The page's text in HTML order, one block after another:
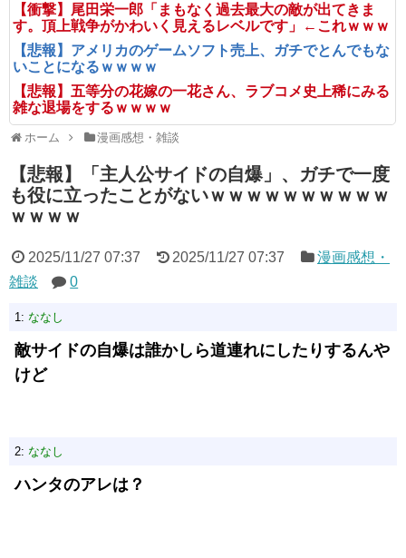
【衝撃】尾田栄一郎「まもなく過去最大の敵が出てきま
す。頂上戦争がかわいく見えるレベルです」←これｗｗｗ
【悲報】アメリカのゲームソフト売上、ガチでとんでもな
いことになるｗｗｗｗ
【悲報】五等分の花嫁の一花さん、ラブコメ史上稀にみる
雑な退場をするｗｗｗｗ
ホーム 漫画感想・雑談
【悲報】「主人公サイドの自爆」、ガチで一度
も役に立ったことがないｗｗｗｗｗｗｗｗｗｗ
ｗｗｗｗ
2025/11/27 07:37 2025/11/27 07:37
漫画感想・
雑談
0
1: ななし
敵サイドの自爆は誰かしら道連れにしたりするんや
けど
2: ななし
ハンタのアレは？